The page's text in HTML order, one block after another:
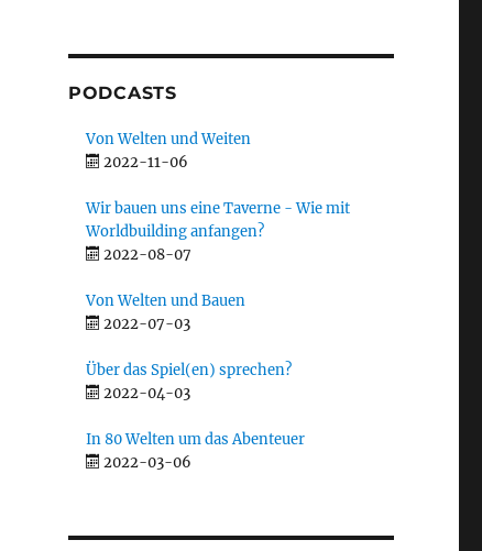
PODCASTS
Von Welten und Weiten
2022-11-06
Wir bauen uns eine Taverne - Wie mit
Worldbuilding anfangen?
2022-08-07
Von Welten und Bauen
2022-07-03
Über das Spiel(en) sprechen?
2022-04-03
In 80 Welten um das Abenteuer
2022-03-06